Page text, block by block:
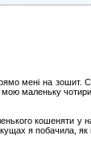
мені на
маленьку
кошеняти у
я побачила,